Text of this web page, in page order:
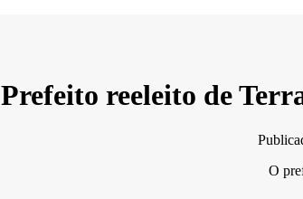
Prefeito reeleito de
O